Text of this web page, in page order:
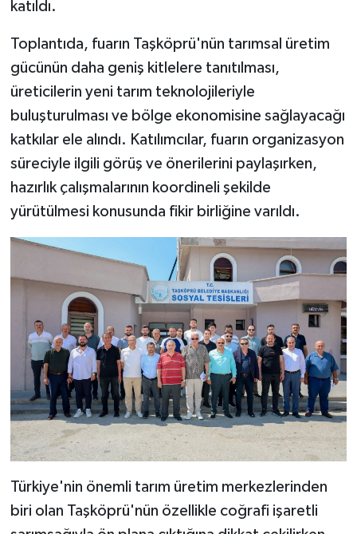
katıldı.
Toplantıda, fuarın Taşköprü'nün tarımsal üretim
gücünün daha geniş kitlelere tanıtılması,
üreticilerin yeni tarım teknolojileriyle
buluşturulması ve bölge ekonomisine sağlayacağı
katkılar ele alındı. Katılımcılar, fuarın organizasyon
süreciyle ilgili görüş ve önerilerini paylaşırken,
hazırlık çalışmalarının koordineli şekilde
yürütülmesi konusunda fikir birliğine varıldı.
Türkiye'nin önemli tarım üretim merkezlerinden
biri olan Taşköprü'nün özellikle coğrafi işaretli